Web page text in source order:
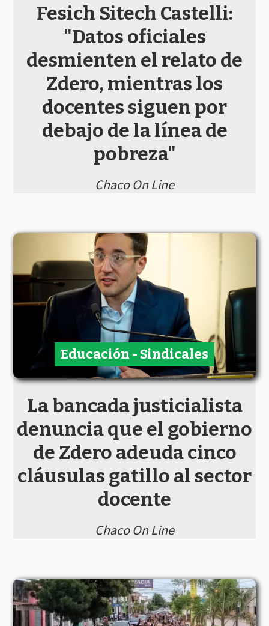
Fesich Sitech Castelli:
"Datos oficiales
desmienten el relato de
Zdero, mientras los
docentes siguen por
debajo de la línea de
pobreza"
Chaco On Line
La bancada justicialista
denuncia que el gobierno
de Zdero adeuda cinco
cláusulas gatillo al sector
docente
Chaco On Line
Educación - Sindicales